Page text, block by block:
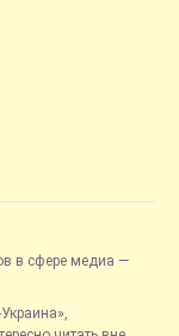
в сфере медиа —